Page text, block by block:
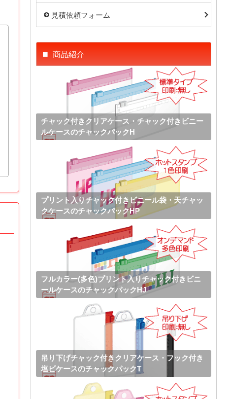
見積依頼フォーム
商品紹介
チャック付きクリアケース・チャック付きビニー
ルケースのチャックパックH
プリント入りチャック付きビニール袋・天チャッ
クケースのチャックパックHP
フルカラー(多色)プリント入りチャック付きビニ
ールケースのチャックパックHJ
吊り下げチャック付きクリアケース・フック付き
塩ビケースのチャックパックT